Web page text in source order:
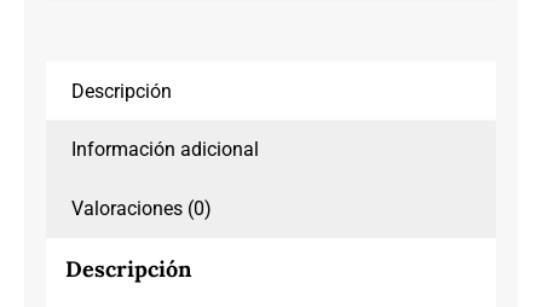
Descripción
Información adicional
Valoraciones (0)
Descripción